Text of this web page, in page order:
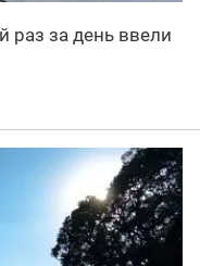
раз за день ввели